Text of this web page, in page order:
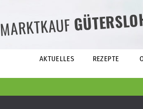
MARKTKAUF
AKTUELLES REZEPTE